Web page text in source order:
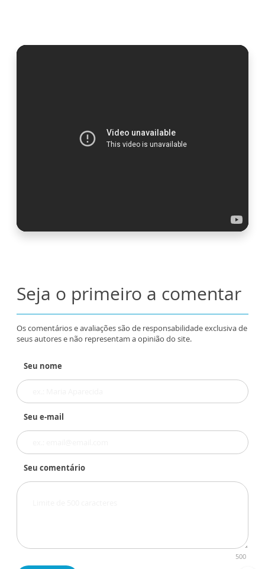
Seja o primeiro a comentar
Os comentários e avaliações são de responsabilidade exclusiva de
seus autores e não representam a opinião do site.
Seu nome
Seu e-mail
Seu comentário
500